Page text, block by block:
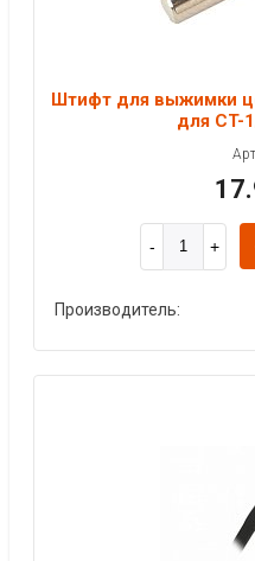
Штифт для выжимки
для
Производитель: